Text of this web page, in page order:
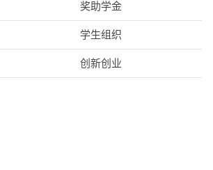
奖助学金
学生组织
创新创业